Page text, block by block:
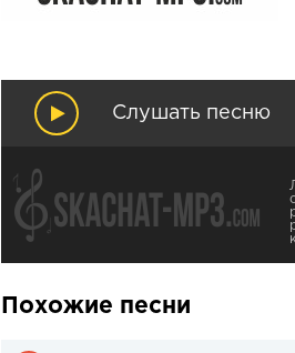
Слушать песню
Похожие песни